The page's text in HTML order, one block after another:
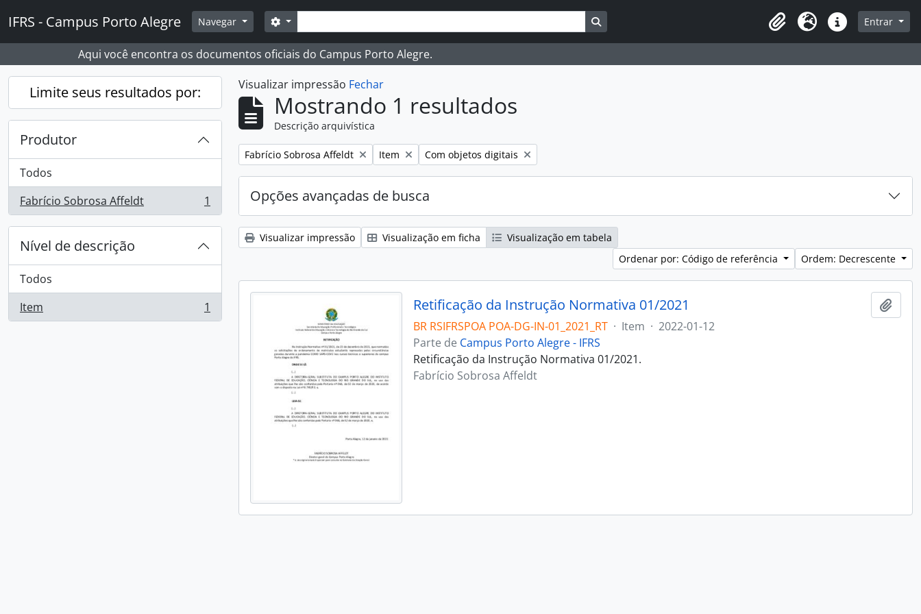
IFRS - Campus Porto Alegre Navegar Buscar
Opções de busca Busque na página de navegação
Idioma Atalhos Entrar
Aqui você encontra os documentos oficiais do Campus Porto Alegre.
Limite seus resultados por:
Produtor
Todos
Fabrício Sobrosa Affeldt
, 1 resultados 1
Nível de descrição
Todos
Item
, 1 resultados 1
Visualizar impressão Fechar
Mostrando 1 resultados
Descrição arquivística
Remover filtro:
Fabrício Sobrosa Affeldt Remover filtro:
Item Remover filtro:
Com objetos digitais
Opções avançadas de busca
Visualizar impressão Visualização em ficha
Visualização em tabela
Ordenar por: Código de referência
Ordem: Decrescente
Retificação da Instrução Normativa 01/2021
BR RSIFRSPOA POA-DG-IN-01_2021_RT · Item · 2022-01-12
Parte de Campus Porto Alegre - IFRS
Retificação da Instrução Normativa 01/2021.
Fabrício Sobrosa Affeldt